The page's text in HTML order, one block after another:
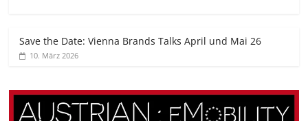
Save the Date: Vienna Brands Talks April und Mai 26
10. März 2026